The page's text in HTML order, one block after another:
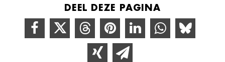
DEEL DEZE PAGINA